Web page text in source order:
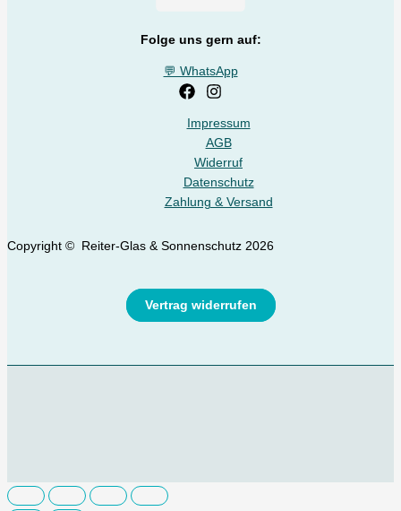
Folge uns gern auf:
💬 WhatsApp
Impressum
AGB
Widerruf
Datenschutz
Zahlung & Versand
Copyright © Reiter-Glas & Sonnenschutz 2026
Vertrag widerrufen